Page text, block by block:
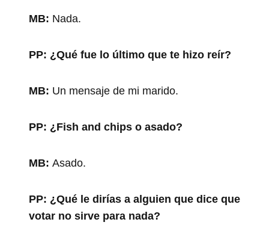
MB: Nada.
PP: ¿Qué fue lo último que te hizo reír?
MB: Un mensaje de mi marido.
PP: ¿Fish and chips o asado?
MB: Asado.
PP: ¿Qué le dirías a alguien que dice que
votar no sirve para nada?